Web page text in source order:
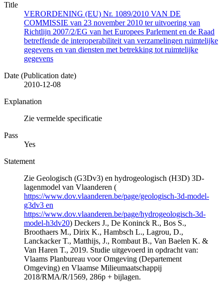
Title
VERORDENING (EU) Nr. 1089/2010 VAN DE
COMMISSIE van 23 november 2010 ter uitvoering van
Richtlijn 2007/2/EG van het Europees Parlement en de Raad
betreffende de interoperabiliteit van verzamelingen ruimtelijke
gegevens en van diensten met betrekking tot ruimtelijke
gegevens
Date (Publication date)
2010-12-08
Explanation
Zie vermelde specificatie
Pass
Yes
Statement
Zie Geologisch (G3Dv3) en hydrogeologisch (H3D) 3D-
lagenmodel van Vlaanderen (
https://www.dov.vlaanderen.be/page/geologisch-3d-model-
g3dv3 en
https://www.dov.vlaanderen.be/page/hydrogeologisch-3d-
model-h3dv20) Deckers J., De Koninck R., Bos S.,
Broothaers M., Dirix K., Hambsch L., Lagrou, D.,
Lanckacker T., Matthijs, J., Rombaut B., Van Baelen K. &
Van Haren T., 2019. Studie uitgevoerd in opdracht van:
Vlaams Planbureau voor Omgeving (Departement
Omgeving) en Vlaamse Milieumaatschappij
2018/RMA/R/1569, 286p + bijlagen.